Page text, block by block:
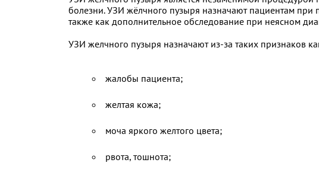
болезни. УЗИ жёлчного пузыря назначают пациентам
также как дополнительное обследование при неясном
УЗИ желчного пузыря назначают из-за таких признаков
жалобы пациента;
желтая кожа;
моча яркого желтого цвета;
рвота, тошнота;